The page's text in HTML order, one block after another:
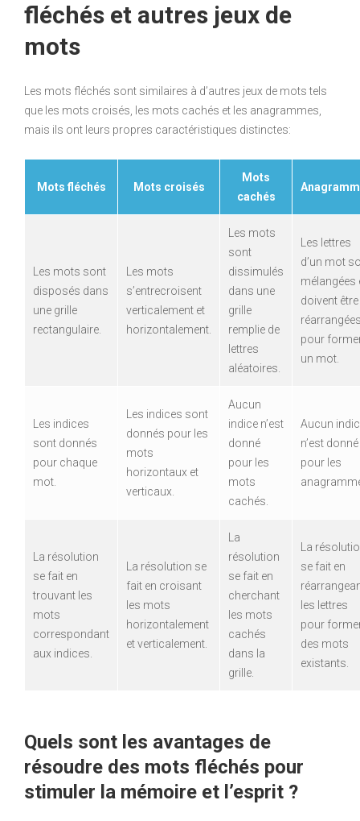
fléchés et autres jeux de
mots
Les mots fléchés sont similaires à d’autres jeux de mots tels
que les mots croisés, les mots cachés et les anagrammes,
mais ils ont leurs propres caractéristiques distinctes:
Mots fléchés Mots croisés
Mots
cachés
Les mots sont
disposés dans
une grille
rectangulaire.
Les mots
s’entrecroisent
verticalement et
horizontalement.
Les mots
sont
dissimulés
dans une
grille
remplie de
lettres
aléatoires.
Les lettres
d’un mot
mélangées
doivent être
pour
un mot.
Les indices
sont donnés
pour chaque
mot.
Les indices sont
donnés pour les
mots
horizontaux et
verticaux.
Aucun
indice n’est
donné
pour les
mots
cachés.
Aucun
n’est donné
pour les
La résolution
se fait en
trouvant les
mots
correspondant
aux indices.
La résolution se
fait en croisant
les mots
horizontalement
et verticalement.
La
résolution
se fait en
cherchant
les mots
cachés
dans la
grille.
La
se fait en
les lettres
pour
des mots
existants.
Quels sont les avantages de
résoudre des mots fléchés pour
stimuler la mémoire et l’esprit ?